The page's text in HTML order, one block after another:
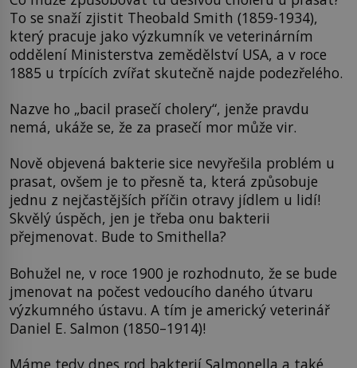
To se snaží zjistit Theobald Smith (1859-1934),
který pracuje jako výzkumník ve veterinárním
oddělení Ministerstva zemědělství USA, a v roce
1885 u trpících zvířat skutečně najde podezřelého.
Nazve ho „bacil prasečí cholery“, jenže pravdu
nemá, ukáže se, že za prasečí mor může vir.
Nově objevená bakterie sice nevyřešila problém u
prasat, ovšem je to přesně ta, která způsobuje
jednu z nejčastějších příčin otravy jídlem u lidí!
Skvělý úspěch, jen je třeba onu bakterii
přejmenovat. Bude to Smithella?
Bohužel ne, v roce 1900 je rozhodnuto, že se bude
jmenovat na počest vedoucího daného útvaru
výzkumného ústavu. A tím je americký veterinář
Daniel E. Salmon (1850–1914)!